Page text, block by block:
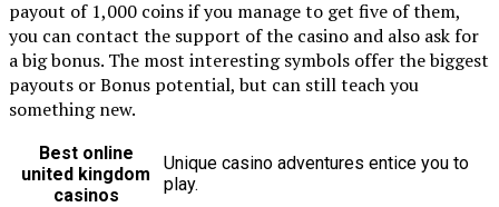
payout of 1,000 coins if you manage to get five of them,
you can contact the support of the casino and also ask for
a big bonus. The most interesting symbols offer the biggest
payouts or Bonus potential, but can still teach you
something new.
Best online
united kingdom
casinos
Unique casino adventures entice you to
play.